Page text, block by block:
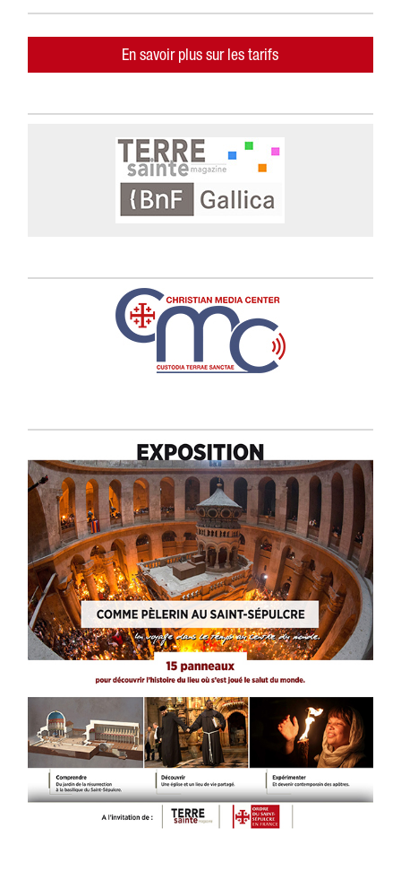
En savoir plus sur les tarifs